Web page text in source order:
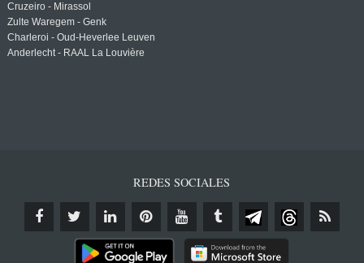
Cruzeiro - Mirassol
Zulte Waregem - Genk
Charleroi - Oud-Heverlee Leuven
Anderlecht - RAAL La Louvière
REDES SOCIALES